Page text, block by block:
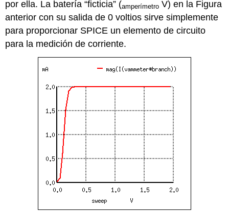
por ella. La batería “ficticia” (amperímetro V) en la Figura
anterior con su salida de 0 voltios sirve simplemente
para proporcionar SPICE un elemento de circuito
para la medición de corriente.